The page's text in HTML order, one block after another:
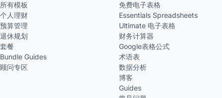
所有模板
个人理财
预算管理
退休规划
套餐
Bundle Guides
顾问专区
免费电子表格
Essentials Spreadsheets
Ultimate 电子表格
财务计算器
Google表格公式
术语表
数据分析
博客
Guides